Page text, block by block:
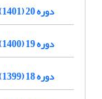
دوره 20 (1401)
دوره 19 (1400)
دوره 18 (1399)